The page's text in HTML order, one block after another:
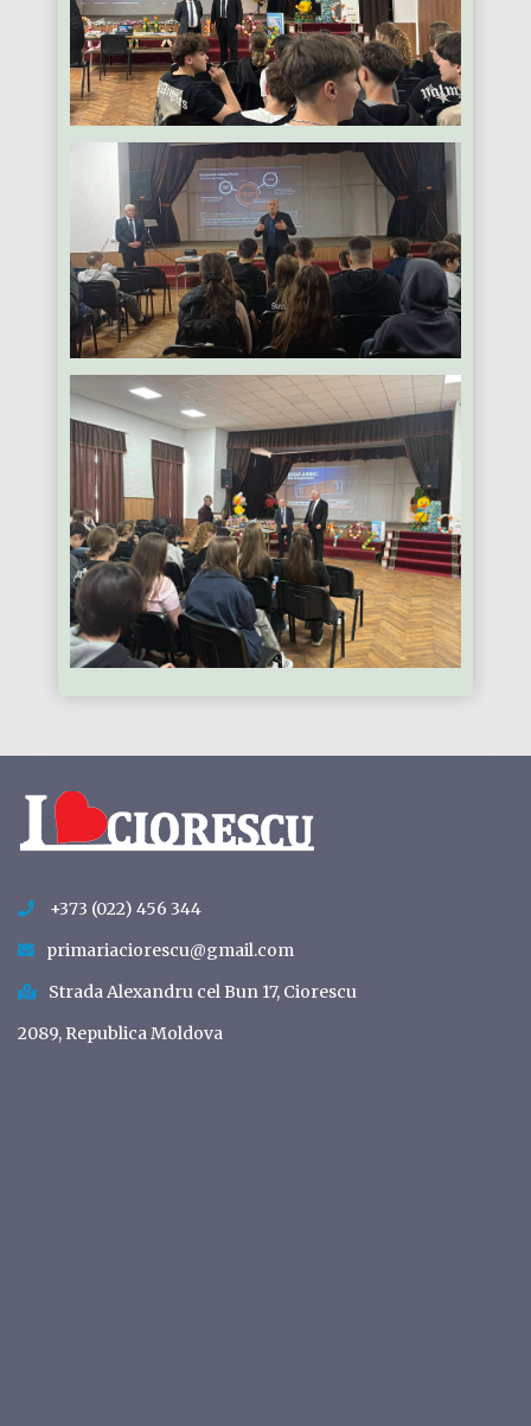
+373 (022) 456 344
primariaciorescu@gmail.com
Strada Alexandru cel Bun 17, Ciorescu
2089, Republica Moldova